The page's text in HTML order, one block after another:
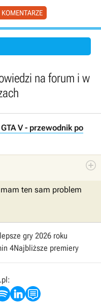
KOMENTARZE
na forum i w
V - przewodnik po
ten sam problem
gry 2026 roku
4Najbliższe premiery